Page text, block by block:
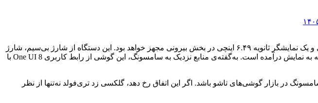
براساس شایعات و افشاگری‌های اخیر، گلکسی زد تری‌فولد به نمایشگر اصلی ۹.۹۶ اینچی با طراحی سه‌لتی و یک نمایشگر ثانویه ۶.۴۹ اینچی در بخش بیرونی مجهز خواهد بود. این دستگاه از شارژ بی‌سیم، شارژ
بی‌سیم معکوس و پرداخت NFC پشتیبانی می‌کند و قابلیت‌های چندوظیفگی آن نیز اخیراً در ویدیوهای لو رفته به نمایش درآمده است. به‌گفته‌ی منابع نزدیک به سامسونگ، این گوشی از رابط کاربری One UI 8 با
در بازار گوشی‌های تاشو باشد. اگر این اتفاق رخ دهد، گلکسی زد تری‌فولد نه‌تنها از نظر